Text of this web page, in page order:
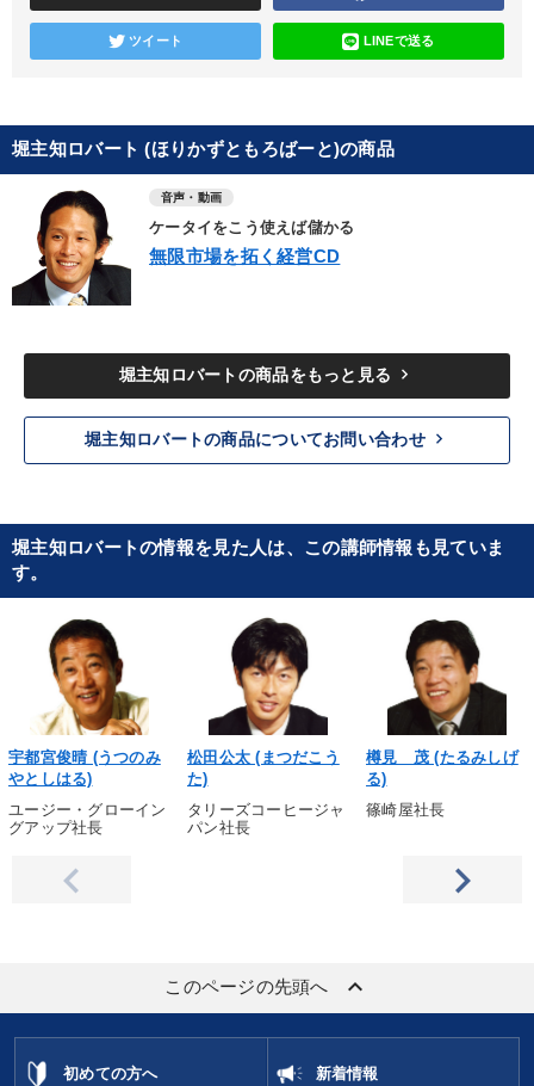
ツイート LINEで送る
堀主知ロバート (ほりかずともろばーと)の商品
音声・動画
ケータイをこう使えば儲かる
無限市場を拓く経営CD
堀主知ロバートの商品をもっと見る keyboard_arrow_right
堀主知ロバートの商品についてお問い合わせ keyboard_arrow_right
堀主知ロバートの情報を見た人は、この講師情報も見ていま
す。
宇都宮俊晴 (うつのみ
やとしはる)
ユージー・グローイン
グアップ社長
松田公太 (まつだこう
た)
タリーズコーヒージャ
パン社長
樽見 茂 (たるみしげ
る)
篠崎屋社長
このページの先頭へ keyboard_arrow_up
初めての方へ 新着情報